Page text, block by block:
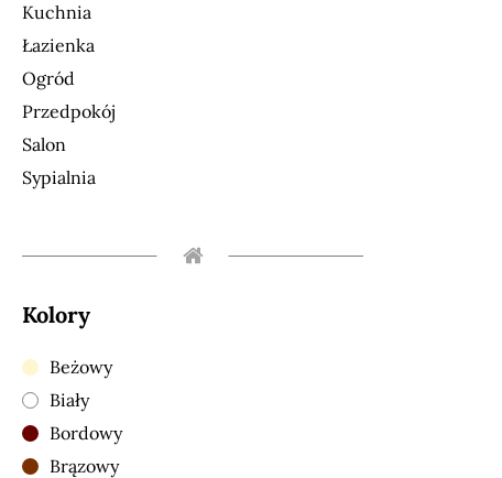
Kuchnia
Łazienka
Ogród
Przedpokój
Salon
Sypialnia
Kolory
Beżowy
Biały
Bordowy
Brązowy